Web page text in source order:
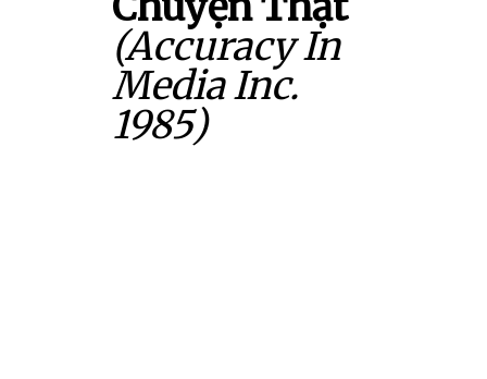
(Accuracy In
Media Inc.
1985)